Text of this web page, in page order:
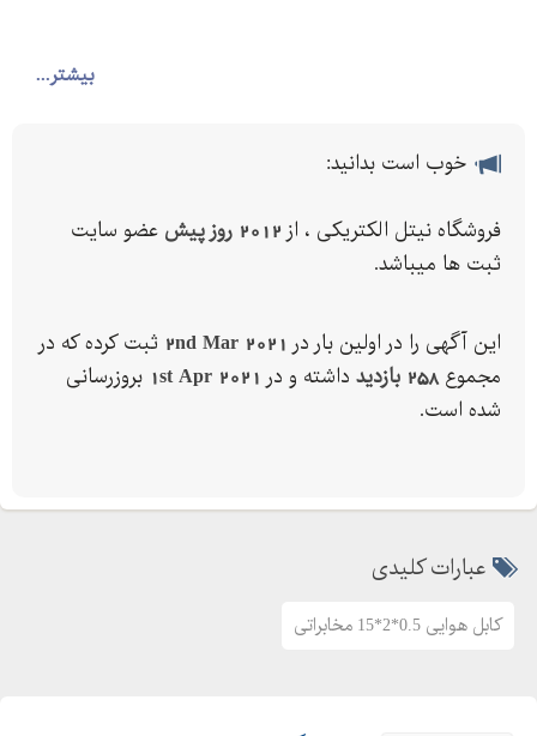
بیشتر...
خوب است بدانید:
فروشگاه نیتل الکتریکی ، از 2012 روز پیش
عضو سایت
ثبت ها میباشد.
این آگهی را در اولین بار در 2nd Mar 2021 ثبت کرده که در
مجموع258 بازدید داشته و در 1st Apr 2021 بروزرسانی
شده است.
عبارات کلیدی
کابل هوایی 0.5*2*15 مخابراتی